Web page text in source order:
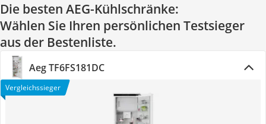
Die besten AEG-Kühlschränke:
Wählen Sie Ihren persönlichen Testsieger
aus der Bestenliste.
Aeg TF6FS181DC
Vergleichssieger